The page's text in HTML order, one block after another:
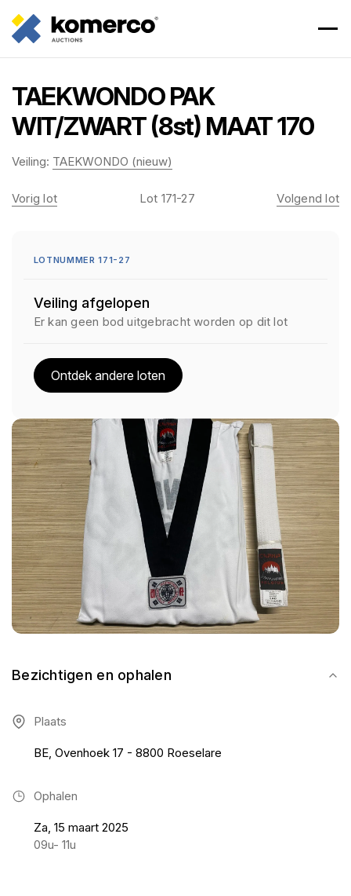
TAEKWONDO PAK
WIT/ZWART (8st) MAAT 170
Veiling: TAEKWONDO (nieuw)
Bezichtigen en ophalen
Plaats
BE, Ovenhoek 17 - 8800 Roeselare
Ophalen
Za, 15 maart 2025
09u- 11u
Vorig lot Lot 171-27 Volgend lot
LOTNUMMER 171-27
Veiling afgelopen
Er kan geen bod uitgebracht worden op dit lot
Ontdek andere loten